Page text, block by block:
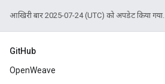
आखिरी बार 2025-07-24 (UTC) को अपडेट किया गया.
GitHub
OpenWeave